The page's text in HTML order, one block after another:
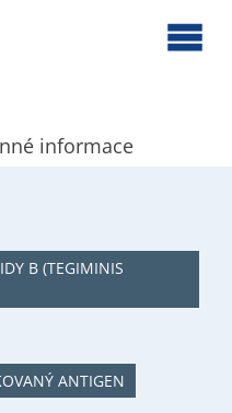
informace
B (TEGIMINIS
ANTIGEN